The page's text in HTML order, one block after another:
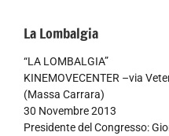
La Lombalgia
“LA LOMBALGIA”
KINEMOVECENTER –via
(Massa Carrara)
30 Novembre 2013
Presidente del Congresso: